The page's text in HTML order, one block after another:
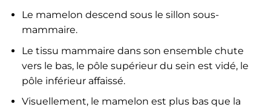
Le mamelon descend sous le sillon sous-
mammaire.
Le tissu mammaire dans son ensemble chute
vers le bas, le pôle supérieur du sein est vidé, le
pôle inférieur affaissé.
Visuellement, le mamelon est plus bas que la